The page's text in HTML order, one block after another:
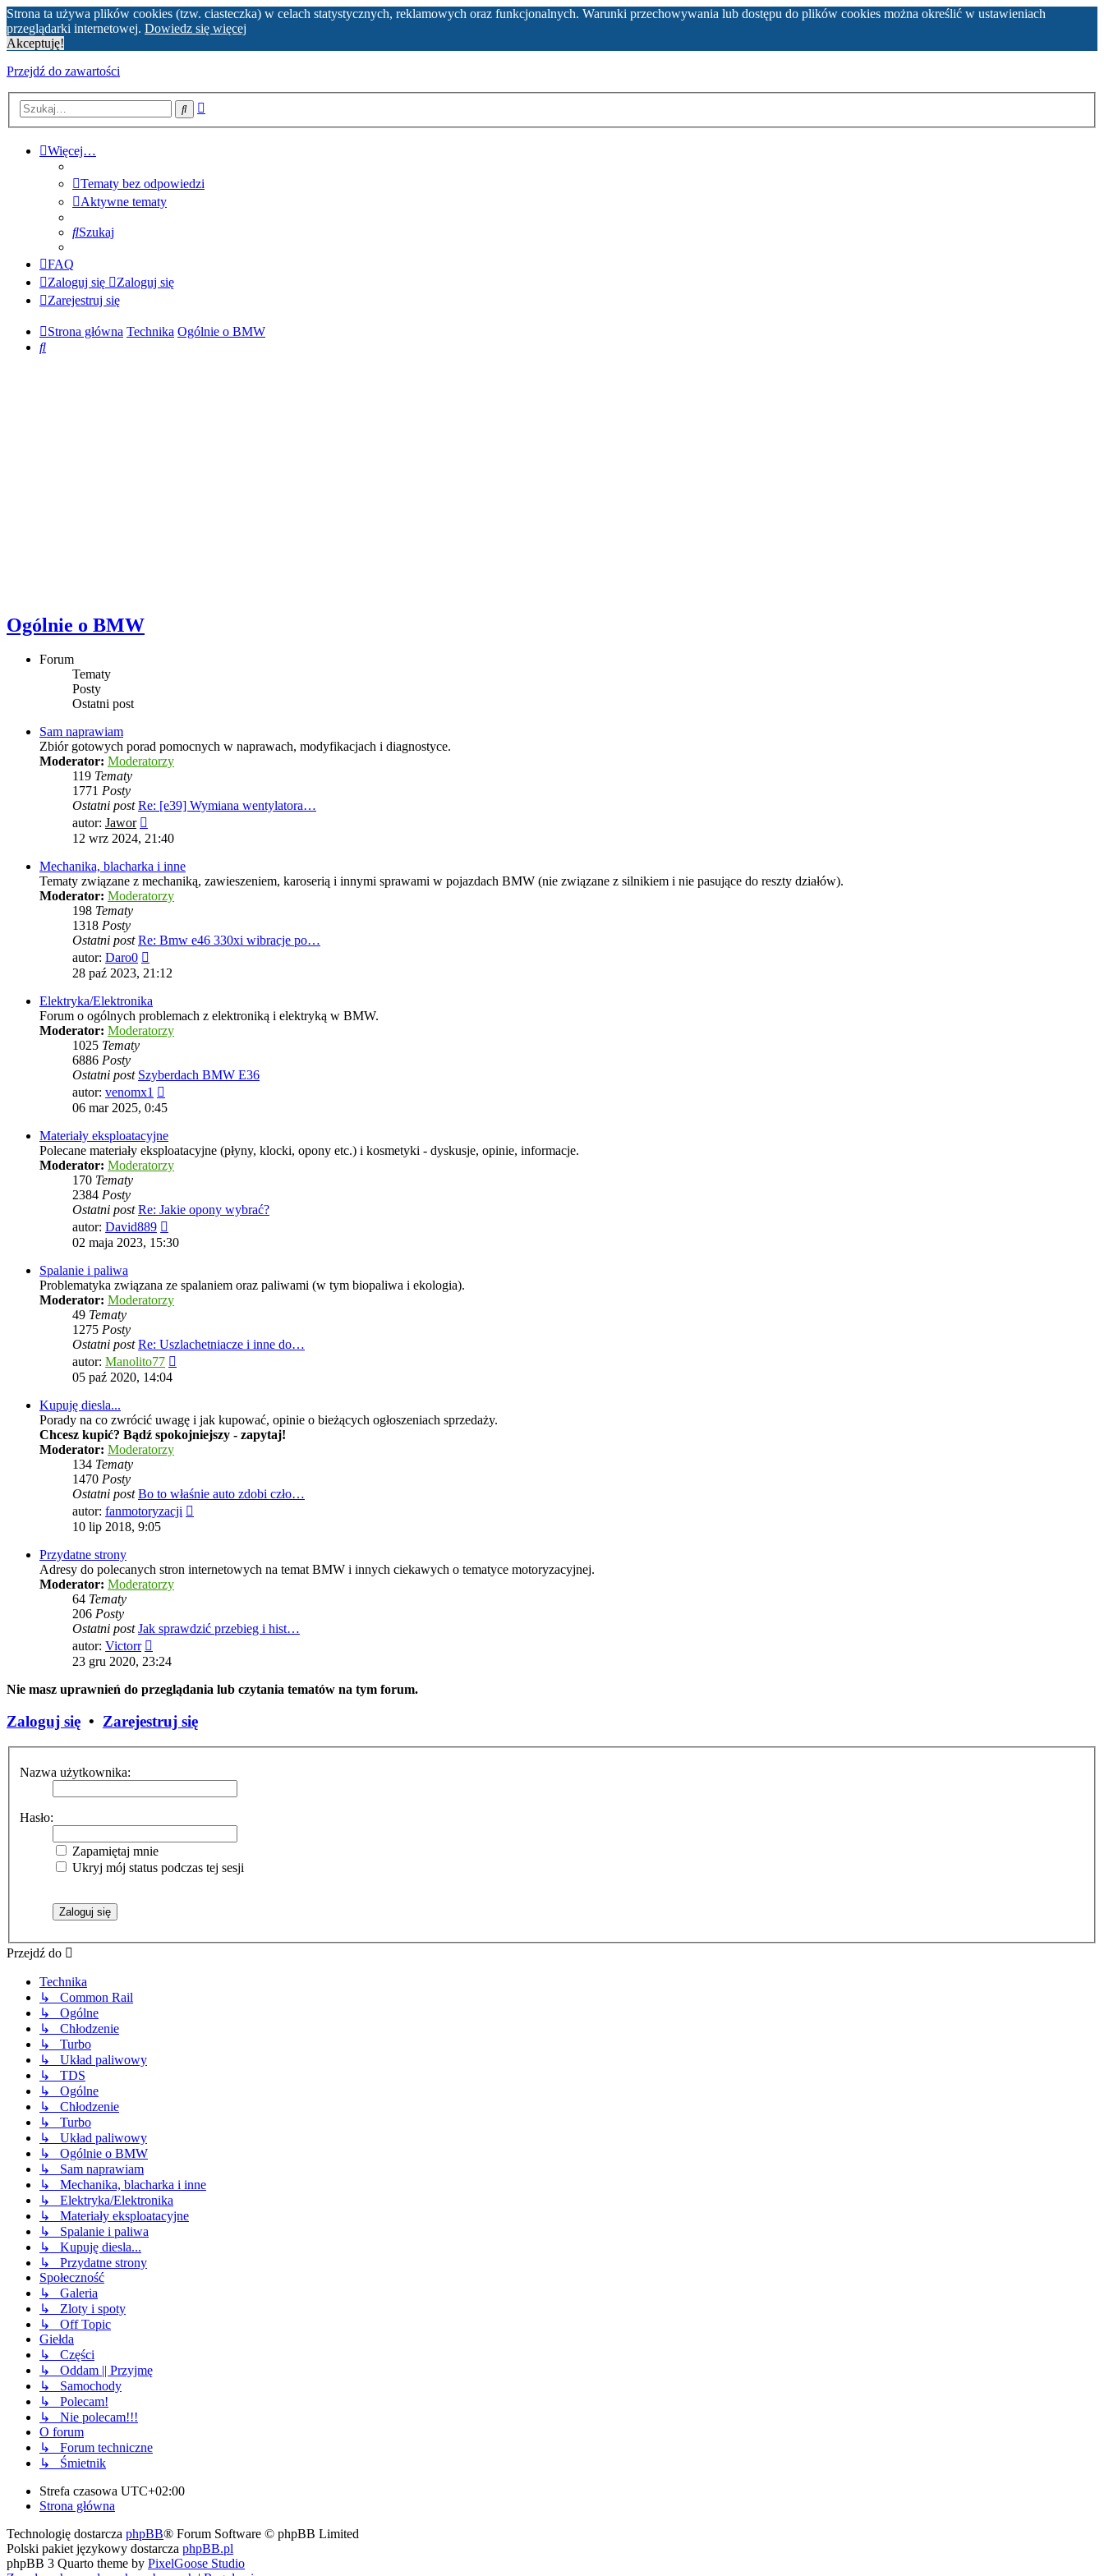
Strona ta używa plików cookies (tzw. ciasteczka) w celach statystycznych, reklamowych oraz funkcjonalnych. Warunki przechowywania lub dostępu do plików cookies można określić w ustawieniach
przeglądarki internetowej. Dowiedz się więcej
Akceptuję!
Przejdź do zawartości
Szukaj
Więcej…
Tematy bez odpowiedzi
Aktywne tematy
Szukaj
FAQ
Zaloguj się
Zaloguj się
Zarejestruj się
Strona główna Technika Ogólnie o BMW
Szukaj
Ogólnie o BMW
Forum
Tematy
Posty
Ostatni post
Sam naprawiam
Zbiór gotowych porad pomocnych w naprawach, modyfikacjach i diagnostyce.
Moderator: Moderatorzy
119 Tematy
1771 Posty
Ostatni post Re: [e39] Wymiana wentylatora…
autor: Jawor
najnowszy
12 wrz 2024, 21:40
Mechanika, blacharka i inne
Tematy związane z mechaniką, zawieszeniem, karoserią i innymi sprawami w pojazdach BMW (nie związane z silnikiem i nie pasujące do reszty działów).
Moderator: Moderatorzy
198 Tematy
1318 Posty
Ostatni post Re: Bmw e46 330xi wibracje po…
autor: Daro0
najnowszy
28 paź 2023, 21:12
Elektryka/Elektronika
Forum o ogólnych problemach z elektroniką i elektryką w BMW.
Moderator: Moderatorzy
1025 Tematy
6886 Posty
Ostatni post Szyberdach BMW E36
autor: venomx1
najnowszy
06 mar 2025, 0:45
Materiały eksploatacyjne
Polecane materiały eksploatacyjne (płyny, klocki, opony etc.) i kosmetyki - dyskusje, opinie, informacje.
Moderator: Moderatorzy
170 Tematy
2384 Posty
Ostatni post Re: Jakie opony wybrać?
autor: David889
najnowszy
02 maja 2023, 15:30
Spalanie i paliwa
Problematyka związana ze spalaniem oraz paliwami (w tym biopaliwa i ekologia).
Moderator: Moderatorzy
49 Tematy
1275 Posty
Ostatni post Re: Uszlachetniacze i inne do…
autor: Manolito77
05 paź 2020, 14:04
Kupuję diesla...
Porady na co zwrócić uwagę i jak kupować, opinie o bieżących ogłoszeniach sprzedaży.
Chcesz kupić? Bądź spokojniejszy - zapytaj!
Moderator: Moderatorzy
134 Tematy
1470 Posty
Ostatni post Bo to właśnie auto zdobi czło…
autor: fanmotoryzacji
10 lip 2018, 9:05
Przydatne strony
Adresy do polecanych stron internetowych na temat BMW i innych ciekawych o tematyce motoryzacyjnej.
Moderator: Moderatorzy
64 Tematy
206 Posty
Ostatni post Jak sprawdzić przebieg i hist…
autor: Victorr
najnowszy
23 gru 2020, 23:24
Nie masz uprawnień do przeglądania lub czytania tematów na tym forum.
Zaloguj się • Zarejestruj się
Nazwa użytkownika:
Hasło:
Zapamiętaj mnie
Ukryj mój status podczas tej sesji
Przejdź do
Technika
↳ Common Rail
↳ Ogólne
↳ Chłodzenie
↳ Turbo
↳ Układ paliwowy
↳ TDS
↳ Ogólne
↳ Chłodzenie
↳ Turbo
↳ Układ paliwowy
↳ Ogólnie o BMW
↳ Sam naprawiam
↳ Mechanika, blacharka i inne
↳ Elektryka/Elektronika
↳ Materiały eksploatacyjne
↳ Spalanie i paliwa
↳ Kupuję diesla...
↳ Przydatne strony
Społeczność
↳ Galeria
↳ Zloty i spoty
↳ Off Topic
Giełda
↳ Części
↳ Oddam || Przyjmę
↳ Samochody
↳ Polecam!
↳ Nie polecam!!!
O forum
↳ Forum techniczne
↳ Śmietnik
Strefa czasowa UTC+02:00
Strona główna
Technologię dostarcza phpBB® Forum Software © phpBB Limited
Polski pakiet językowy dostarcza phpBB.pl
phpBB 3 Quarto theme by PixelGoose Studio